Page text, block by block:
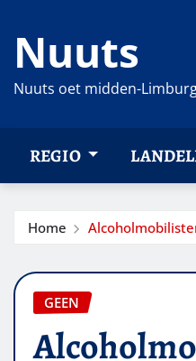
naar
inhoud
Nuuts
Nuuts oet midden-
REGIO
Home
GEEN